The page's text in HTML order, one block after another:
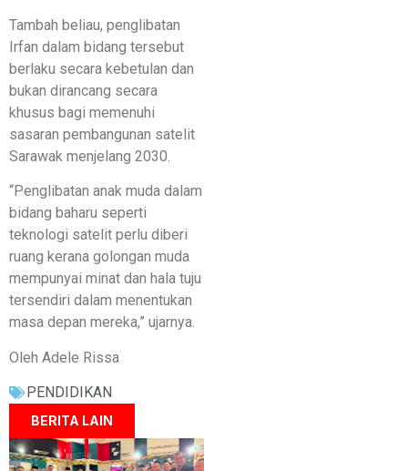
Tambah beliau, penglibatan
Irfan dalam bidang tersebut
berlaku secara kebetulan dan
bukan dirancang secara
khusus bagi memenuhi
sasaran pembangunan satelit
Sarawak menjelang 2030.
“Penglibatan anak muda dalam
bidang baharu seperti
teknologi satelit perlu diberi
ruang kerana golongan muda
mempunyai minat dan hala tuju
tersendiri dalam menentukan
masa depan mereka,” ujarnya.
Oleh Adele Rissa
PENDIDIKAN
BERITA LAIN